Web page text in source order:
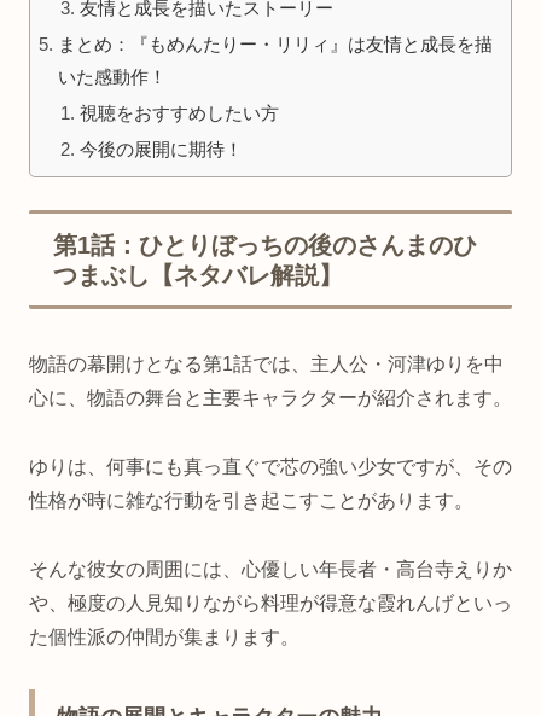
友情と成長を描いたストーリー
まとめ：『もめんたりー・リリィ』は友情と成長を描
いた感動作！
視聴をおすすめしたい方
今後の展開に期待！
第1話：ひとりぼっちの後のさんまのひ
つまぶし【ネタバレ解説】
物語の幕開けとなる第1話では、主人公・河津ゆりを中
心に、物語の舞台と主要キャラクターが紹介されます。
ゆりは、何事にも真っ直ぐで芯の強い少女ですが、その
性格が時に雑な行動を引き起こすことがあります。
そんな彼女の周囲には、心優しい年長者・高台寺えりか
や、極度の人見知りながら料理が得意な霞れんげといっ
た個性派の仲間が集まります。